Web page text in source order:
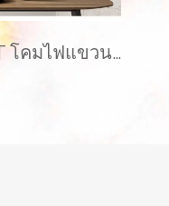
PENDANT โคมไฟแขวนเพดาน รุ่น FAIRY EVE-00345